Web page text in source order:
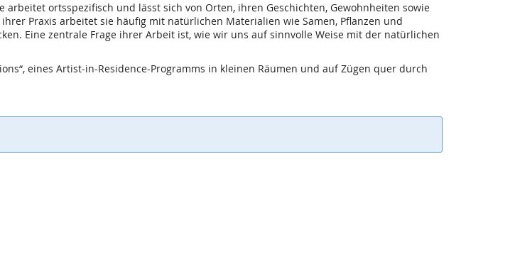
ortsspezifisch und lässt sich von Orten, ihren Geschichten, Gewohnheiten sowie
Praxis arbeitet sie häufig mit natürlichen Materialien wie Samen, Pflanzen und
Eine zentrale Frage ihrer Arbeit ist, wie wir uns auf sinnvolle Weise mit der natürlichen
eines Artist-in-Residence-Programms in kleinen Räumen und auf Zügen quer durch